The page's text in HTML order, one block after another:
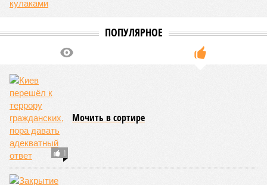
– Вероятно, в случае разрыва концессии Пашинян со
своими европейскими партнёрами могут
инициировать новый проект на территории Армении
подобно трамповскому TRIPP, где будет создана
европейская концессия для управления путями, а
доходы от эксплуатации путей будут делиться плюс-
минус в таком же соотношении, как с американцами
(74% – Вашингтону, 26% – Еревану).
Мирослава Регинская, публицист
– Довольно вероятным представляется вариант
развития событий, при котором после ухода РЖД